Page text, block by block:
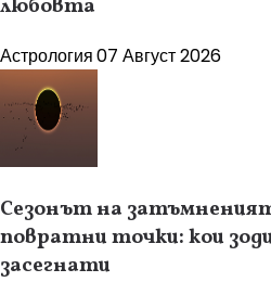
любовта
Астрология07 Август 2026
Сезонът на
повратни точки: кои
засегнати